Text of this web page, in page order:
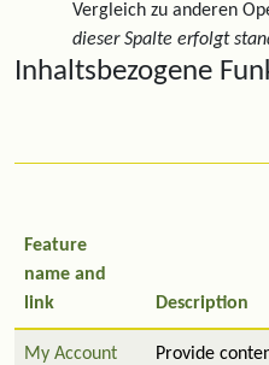
Vergleich zu anderen
dieser Spalte erfolgt
Inhaltsbezogene
Feature
name and
link
Description
My Account
Provide